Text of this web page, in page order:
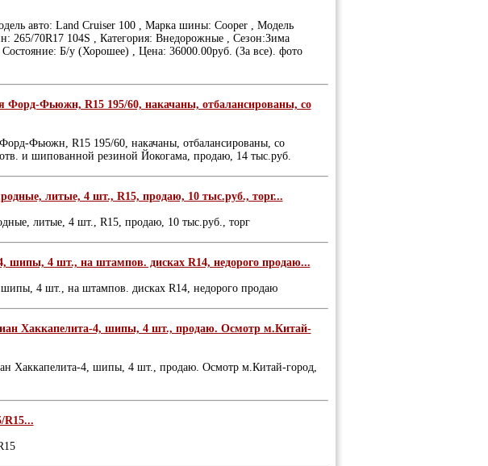
авто: Land Cruiser 100 , Марка шины: Cooper , Модель
265/70R17 104S , Категория: Внедорожные , Сезон:Зима
Б/у (Хорошее) , Цена: 36000.00руб. (За все). фото
Форд-Фьюжн, R15 195/60, накачаны, отбалансированы, со
Фьюжн, R15 195/60, накачаны, отбалансированы, со
и шипованной резиной Йокогама, продаю, 14 тыс.руб.
литые, 4 шт., R15, продаю, 10 тыс.руб., торг...
литые, 4 шт., R15, продаю, 10 тыс.руб., торг
шипы, 4 шт., на штампов. дисках R14, недорого продаю...
4 шт., на штампов. дисках R14, недорого продаю
Хаккапелита-4, шипы, 4 шт., продаю. Осмотр м.Китай-
Хаккапелита-4, шипы, 4 шт., продаю. Осмотр м.Китай-город,
R15...